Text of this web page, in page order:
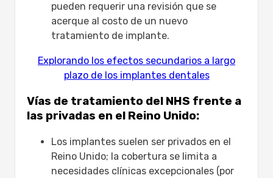
pueden requerir una revisión que se
acerque al costo de un nuevo
tratamiento de implante.
Explorando los efectos secundarios a largo
plazo de los implantes dentales
Vías de tratamiento del NHS frente a
las privadas en el Reino Unido:
Los implantes suelen ser privados en el
Reino Unido; la cobertura se limita a
necesidades clínicas excepcionales (por